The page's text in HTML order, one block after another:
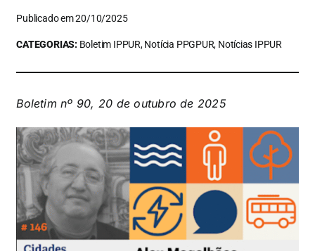
Publicado em 20/10/2025
CATEGORIAS: Boletim IPPUR, Notícia PPGPUR, Notícias IPPUR
Boletim nº 90, 20 de outubro de 2025